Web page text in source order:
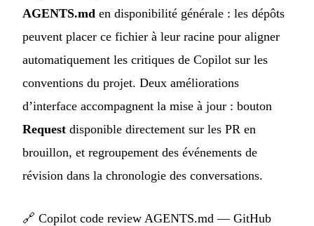
AGENTS.md en disponibilité générale : les dépôts
peuvent placer ce fichier à leur racine pour aligner
automatiquement les critiques de Copilot sur les
conventions du projet. Deux améliorations
d’interface accompagnent la mise à jour : bouton
Request disponible directement sur les PR en
brouillon, et regroupement des événements de
révision dans la chronologie des conversations.
🔗 Copilot code review AGENTS.md — GitHub